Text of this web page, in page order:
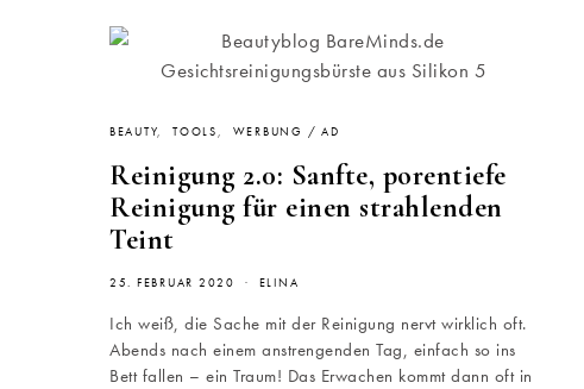
BEAUTY TOOLS WERBUNG / AD
Reinigung 2.0: Sanfte, porentiefe
Reinigung für einen strahlenden
Teint
25. FEBRUAR 2020 ELINA
Ich weiß, die Sache mit der Reinigung nervt wirklich oft.
Abends nach einem anstrengenden Tag, einfach so ins
Bett fallen – ein Traum! Das Erwachen kommt dann oft in